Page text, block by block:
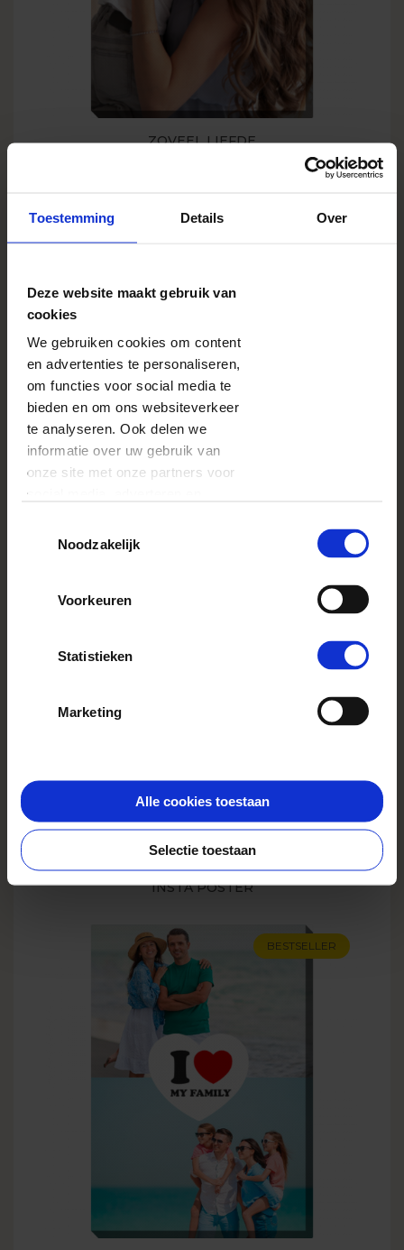
Toestemming Details Over
Deze website maakt gebruik van
cookies
We gebruiken cookies om content
en advertenties te personaliseren,
om functies voor social media te
bieden en om ons websiteverkeer
te analyseren. Ook delen we
informatie over uw gebruik van
onze site met onze partners voor
social media, adverteren en
deze gegevens combineren met
verzameld op basis van uw gebruik
Noodzakelijk
Voorkeuren
Statistieken
Marketing
Alle cookies toestaan
Selectie toestaan
ZOVEEL LIEFDE
INSTA POSTER
BESTSELLER